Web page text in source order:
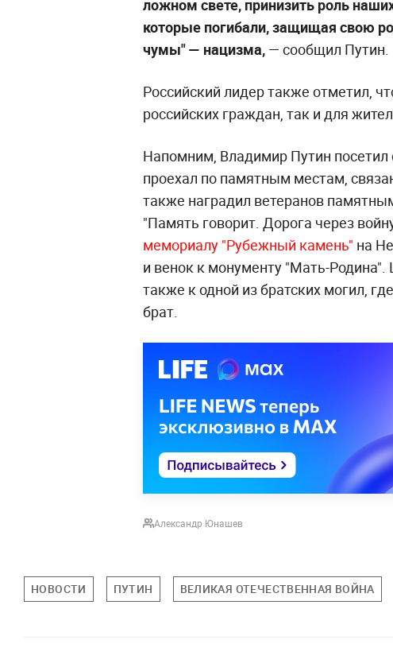
ложном свете, принизить роль
которые погибали, защищая свою
чумы" — нацизма, — сообщил Путин.
Российский лидер также отметил,
российских граждан, так и для
Напомним, Владимир Путин посетил
проехал по памятным местам,
также наградил ветеранов
"Память говорит. Дорога через
мемориалу "Рубежный камень" на
и венок к монументу "Мать-
также к одной из братских могил,
брат.
Александр Юнашев
НОВОСТИ ПУТИН ВЕЛИКАЯ ОТЕЧЕСТВЕННАЯ ВОЙНА